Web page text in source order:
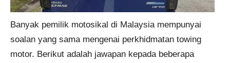
Banyak pemilik motosikal di Malaysia mempunyai
soalan yang sama mengenai perkhidmatan towing
motor. Berikut adalah jawapan kepada beberapa